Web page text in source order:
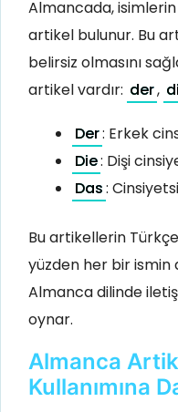
Almancada,
artikel bulunur. Bu
belirsiz olmasını
artikel vardır: der,
Der: Erkek
Die: Dişi
Das:
Bu artikellerin
yüzden her bir
Almanca dilinde
oynar.
Almanca
Kullanımına